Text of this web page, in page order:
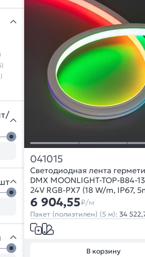
041015
Светодиодная лента
DMX MOONLIGHT-TOP-B84-
24V RGB-PX7 (18 W/m, IP67,
x2) (Arlight, Вывод прямой, 2
6 904,55₽/м
Пакет (полиэтилен) (5 м): 34
В корзину